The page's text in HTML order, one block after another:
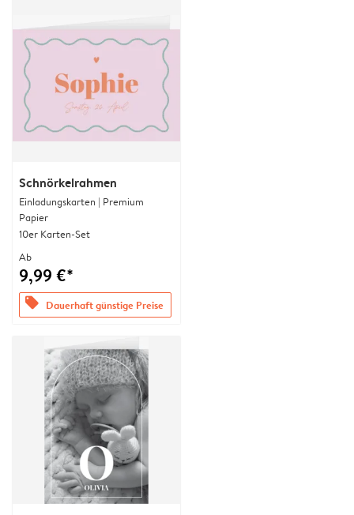
Schnörkelrahmen
Einladungskarten | Premium
Papier
10er Karten-Set
Ab
9,99 €*
offers Dauerhaft günstige Preise